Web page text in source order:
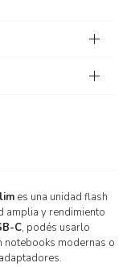
es una unidad flash
amplia y rendimiento
C, podés usarlo
notebooks modernas o